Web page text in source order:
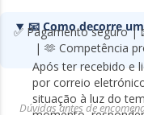
📧 Como decorre
Após ter recebido e
por correio
situação à luz do
✅ Pagamento seguro |
| 🫶 Competência
Dúvidas antes de